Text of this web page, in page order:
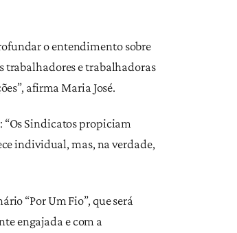
o entendimento sobre
trabalhadores e trabalhadoras
afirma Maria José.
“Os Sindicatos propiciam
individual, mas, na verdade,
“Por Um Fio”, que será
engajada e com a